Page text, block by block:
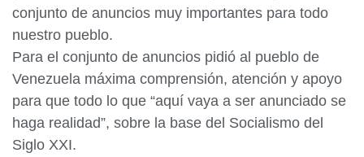
conjunto de anuncios muy importantes para todo
nuestro pueblo.
Para el conjunto de anuncios pidió al pueblo de
Venezuela máxima comprensión, atención y apoyo
para que todo lo que “aquí vaya a ser anunciado se
haga realidad”, sobre la base del Socialismo del
Siglo XXI.